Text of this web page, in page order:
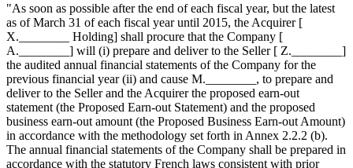
"As soon as possible after the end of each fiscal year, but the latest
as of March 31 of each fiscal year until 2015, the Acquirer [
X.________ Holding] shall procure that the Company [
A.________] will (i) prepare and deliver to the Seller [ Z.________]
the audited annual financial statements of the Company for the
previous financial year (ii) and cause M.________, to prepare and
deliver to the Seller and the Acquirer the proposed earn-out
statement (the Proposed Earn-out Statement) and the proposed
business earn-out amount (the Proposed Business Earn-out Amount)
in accordance with the methodology set forth in Annex 2.2.2 (b).
The annual financial statements of the Company shall be prepared in
accordance with the statutory French laws consistent with prior